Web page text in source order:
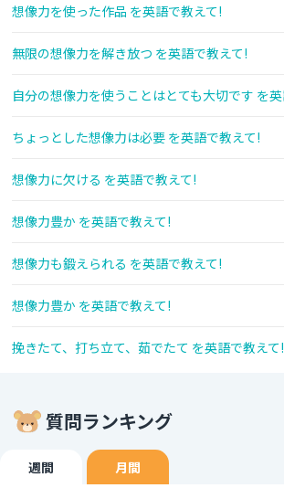
想像力を使った作品 を英語で教えて!
無限の想像力を解き放つ を英語で教えて!
自分の想像力を使うことはとても大切です を
ちょっとした想像力は必要 を英語で教えて!
想像力に欠ける を英語で教えて!
想像力豊か を英語で教えて!
想像力も鍛えられる を英語で教えて!
想像力豊か を英語で教えて!
挽きたて、打ち立て、茹でたて を英語で教えて!
質問ランキング
週間 月間